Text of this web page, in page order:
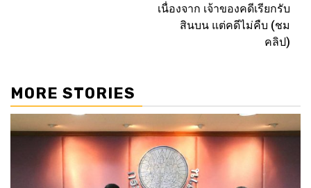
เนื่องจาก เจ้าของคดีเรียกรับ
สินบน แต่คดีไม่คืบ (ชม
คลิป)
MORE STORIES